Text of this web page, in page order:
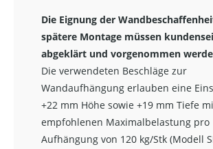
Die Eignung der
spätere Montage müssen
abgeklärt und vorgenommen
Die verwendeten Beschläge zur
Wandaufhängung erlauben eine
+22 mm Höhe sowie +19 mm Tiefe
empfohlenen Maximalbelastung pro
Aufhängung von 120 kg/Stk (Modell